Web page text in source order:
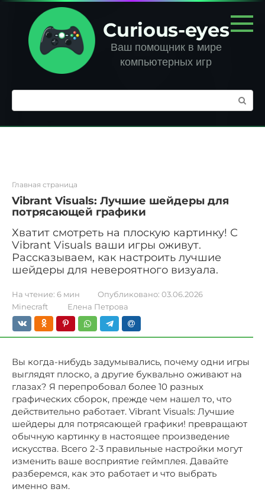
Перейти
контенту
Curious-eyes
Ваш помощник в мире
компьютерных игр
Поиск:
Главная страница
Vibrant Visuals: Лучшие шейдеры для
потрясающей графики
Хватит смотреть на плоскую картинку! С
Vibrant Visuals ваши игры оживут.
Рассказываем, как настроить лучшие
шейдеры для невероятного визуала.
На чтение: 6 мин Опубликовано: 03.06.2026
Minecraft
Елена Петрова
Вы когда-нибудь задумывались, почему одни игры
выглядят плоско, а другие буквально оживают на
глазах? Я перепробовал более 10 разных
графических сборок, прежде чем нашел то, что
действительно работает. Vibrant Visuals: Лучшие
шейдеры для потрясающей графики! превращают
обычную картинку в настоящее произведение
искусства. Всего 2-3 правильные настройки могут
изменить ваше восприятие геймплея. Давайте
разберемся, как это работает и что выбрать
именно вам.